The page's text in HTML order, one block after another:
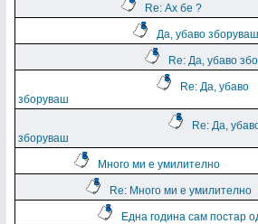
Re: Ах бе ?
Да, убаво зборуваш
Re: Да, убаво
Re: Да, убаво
зборуваш
Re: Да,
зборуваш
Много ми е умилително
Re: Много ми е умилително
Една година сам постар